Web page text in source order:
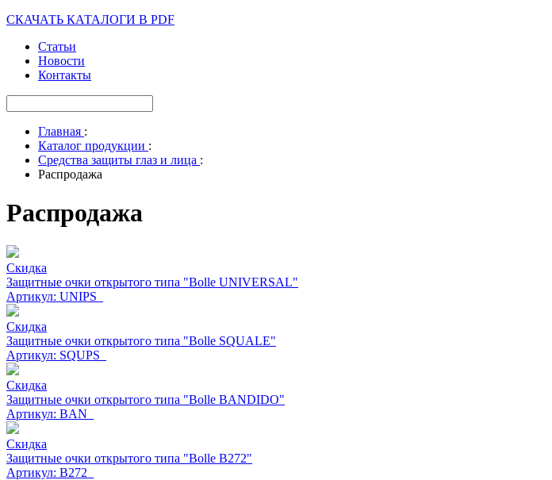
СКАЧАТЬ КАТАЛОГИ В PDF
Статьи
Новости
Контакты
Главная :
Каталог продукции :
Средства защиты глаз и лица :
Распродажа
Распродажа
Скидка
Защитные очки открытого типа "Bolle UNIVERSAL"
Артикул: UNIPS_
Скидка
Защитные очки открытого типа "Bolle SQUALE"
Артикул: SQUPS_
Скидка
Защитные очки открытого типа "Bolle BANDIDO"
Артикул: BAN_
Скидка
Защитные очки открытого типа "Bolle В272"
Артикул: B272_